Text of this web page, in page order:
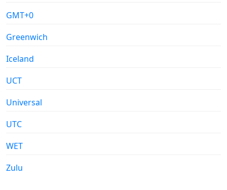
GMT+0
Greenwich
Iceland
UCT
Universal
UTC
WET
Zulu